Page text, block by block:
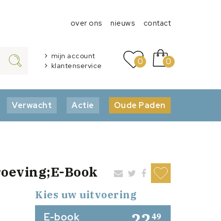
over ons nieuws contact
mijn account
klantenservice
0 0
Verwacht Actie Oude Paden
Book
Kies uw uitvoering
49
E-book